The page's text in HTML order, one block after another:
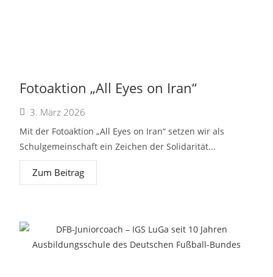
Fotoaktion „All Eyes on Iran“
3. März 2026
Mit der Fotoaktion „All Eyes on Iran“ setzen wir als
Schulgemeinschaft ein Zeichen der Solidarität...
Zum Beitrag